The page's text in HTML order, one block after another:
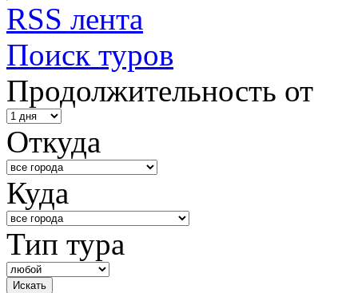
RSS лента
Поиск туров
Продолжительность от
Откуда
Куда
Тип тура